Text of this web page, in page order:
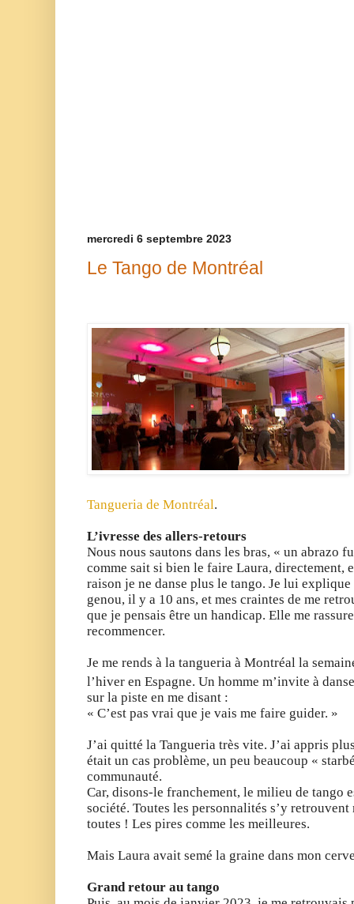
mercredi 6 septembre 2023
Le Tango de Montréal
Tangueria de Montréal.
L’ivresse des allers-retours
Nous nous sautons dans les bras, « un abrazo
comme sait si bien le faire Laura, directement,
raison je ne danse plus le tango. Je lui
genou, il y a 10 ans, et mes craintes de me
que je pensais être un handicap. Elle me
recommencer.
Je me rends à la tangueria à Montréal la
l’hiver en Espagne. Un homme m’invite à
sur la piste en me disant :
« C’est pas vrai que je vais me faire guider. »
J’ai quitté la Tangueria très vite. J’ai appris
était un cas problème, un peu beaucoup «
communauté.
Car, disons-le franchement, le milieu de tango
société. Toutes les personnalités s’y
toutes ! Les pires comme les meilleures.
Mais Laura avait semé la graine dans mon
Grand retour au tango